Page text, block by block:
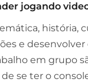
jogando
história,
e desenvolver
em grupo
se ter o